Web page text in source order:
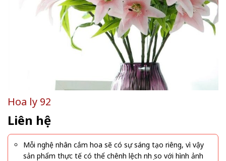
Hoa ly 92
Liên hệ
Mỗi nghệ nhân cắm hoa sẽ có sự sáng tạo riêng, vì vậy
sản phẩm thực tế có thể chênh lệch nhẹ so với hình ảnh